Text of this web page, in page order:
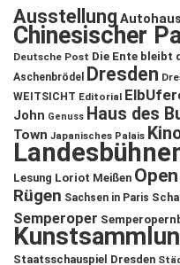
Ausstellung
Chinesischer
Deutsche Post Die Ente bleibt
Aschenbrödel
Dresden
WEITSICHT Editorial
John Genuss Haus des
Town Japanisches Palais
Lesung Loriot Meißen
Rügen Sachsen in Paris
Semperoper
Staatsschauspiel Dresden